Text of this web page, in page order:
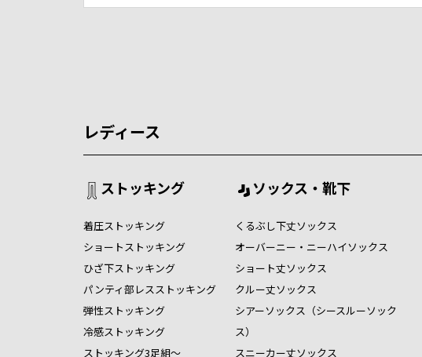
レディース
ストッキング
着圧ストッキング
ショートストッキング
ひざ下ストッキング
パンティ部レスストッキング
弾性ストッキング
冷感ストッキング
ストッキング3足組～
ソックス・靴下
くるぶし下丈ソックス
オーバーニー・ニーハイソックス
ショート丈ソックス
クルー丈ソックス
シアーソックス（シースルーソック
ス）
スニーカー丈ソックス